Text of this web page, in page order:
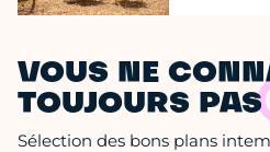
VOUS NE
TOUJOURS PAS
Sélection des bons plans